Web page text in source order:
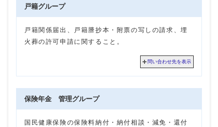
戸籍グループ
戸籍関係届出、戸籍謄抄本・附票の写しの請求、埋
火葬の許可申請に関すること。
問い合わせ先を表示
保険年金 管理グループ
国民健康保険の保険料納付・納付相談・減免・還付